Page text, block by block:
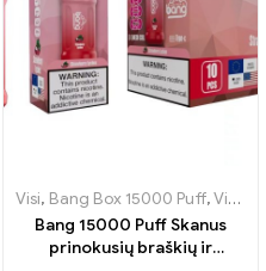
Visi, Bang Box 15000 Puff,Vienkartinės elektroninės cigaretės Švedija
Bang 15000 Puff Skanus
prinokusių braškių ir